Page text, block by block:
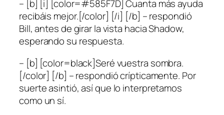
– [b] [i] [color=#585F7D] Cuanta más ayuda
recibáis mejor.[/color] [/i] [/b] – respondió
Bill, antes de girar la vista hacia Shadow,
esperando su respuesta.
– [b] [color=black]Seré vuestra sombra.
[/color] [/b] – respondió crípticamente. Por
suerte asintió, así que lo interpretamos
como un sí.